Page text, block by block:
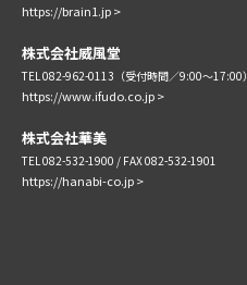
https://brain1.jp >
株式会社威風堂
TEL 082-962-0113（受付時間／9:00〜17:00）
https://www.ifudo.co.jp >
株式会社華美
TEL 082-532-1900 / FAX 082-532-1901
https://hanabi-co.jp >